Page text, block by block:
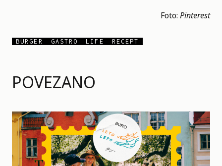
POVEZANO
Foto: Pinterest
BURGER GASTRO LIFE RECEPT